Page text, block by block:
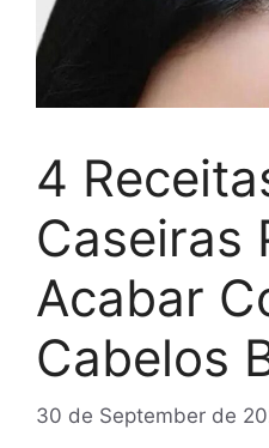
4
Caseiras
Acabar
Cabelos
30 de September de